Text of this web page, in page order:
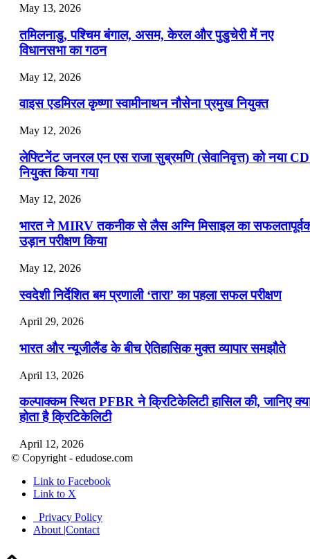
July 19, 2026
📝 डेली करेंट अफेयर्स: 16-18 जुलाई 2026
May 13, 2026
तमिलनाडु, पश्चिम बंगाल, असम, केरल और पुडुचेरी में नए
विधानसभा का गठन
May 12, 2026
वाइस एडमिरल कृष्णा स्वामीनाथन नौसेना प्रमुख नियुक्त
May 12, 2026
लेफ्टिनेंट जनरल एन एस राजा सुब्रमणि (सेवानिवृत्त) को नया
नियुक्त किया गया
May 12, 2026
भारत ने MIRV तकनीक से लैस अग्नि मिसाइल का
उड़ान परीक्षण किया
May 12, 2026
स्वदेशी निर्देशित बम प्रणाली ‘तारा’ का पहला सफल परीक्षण
April 29, 2026
भारत और न्यूजीलैंड के बीच ऐतिहासिक मुक्त व्यापार समझौते
April 13, 2026
कल्पाक्कम स्थित PFBR ने क्रिटिकेलिटी हासिल की, जानिए
होता है क्रिटिकेलिटी
April 12, 2026
April 9, 2026
नासा का आर्टेमिस-2 मिशन: मनुष्य एक बार फिर से चंद्रमा के
पहुंचा
© Copyright - edudose.com
Link to Facebook
Link to X
Privacy Policy
About |Contact